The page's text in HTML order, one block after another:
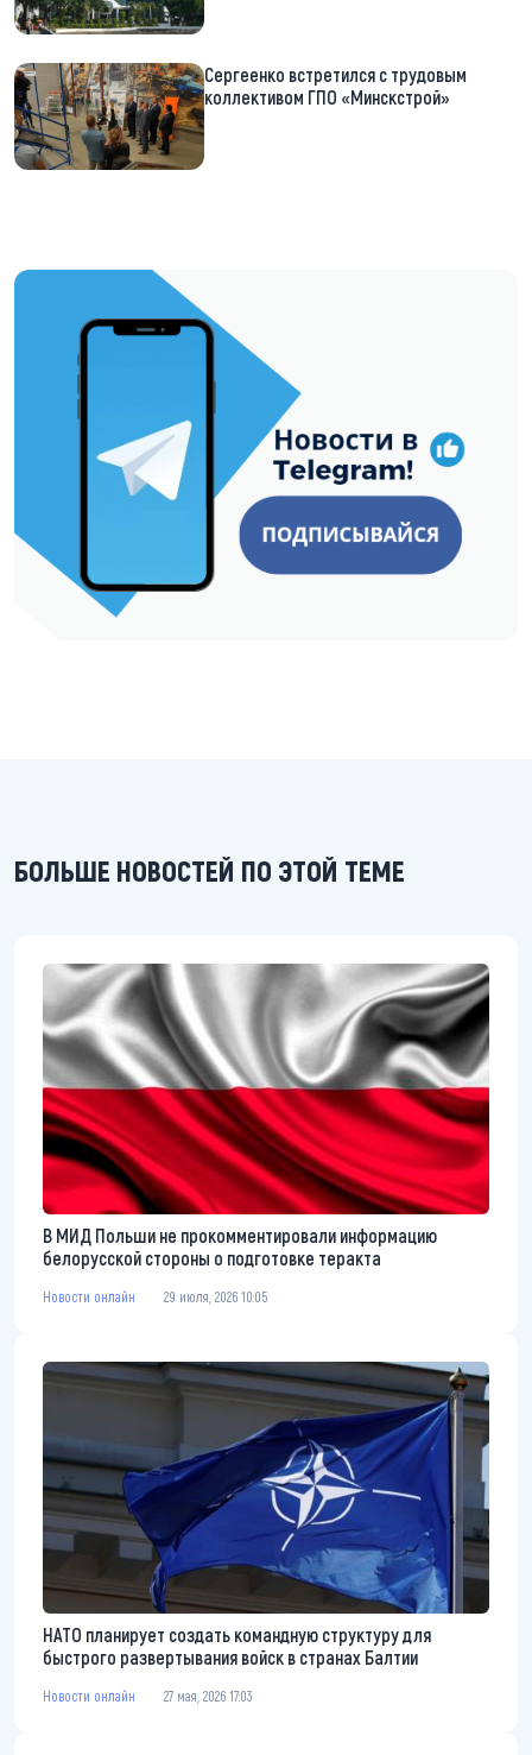
Сергеенко встретился с трудовым
коллективом ГПО «Минскстрой»
https://t.me/minskctvby
БОЛЬШЕ НОВОСТЕЙ ПО ЭТОЙ ТЕМЕ
В МИД Польши не прокомментировали информацию
белорусской стороны о подготовке теракта
Новости онлайн 29 июля, 2026 10:05
НАТО планирует создать командную структуру для
быстрого развертывания войск в странах Балтии
Новости онлайн 27 мая, 2026 17:03